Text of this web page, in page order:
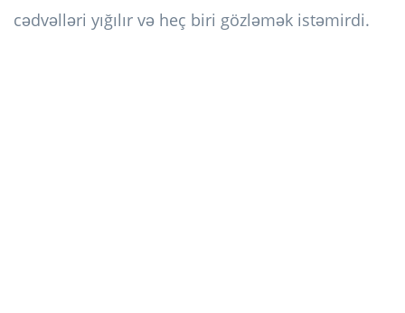
cədvəlləri yığılır və heç biri gözləmək istəmirdi.